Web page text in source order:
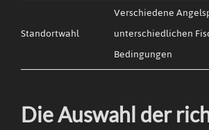
Standortwahl
Verschiedene
unterschiedlichen
Bedingungen
Die Auswahl der